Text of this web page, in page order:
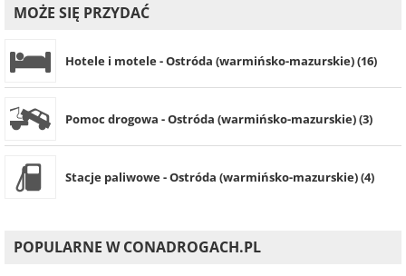
MOŻE SIĘ PRZYDAĆ
Hotele i motele - Ostróda (warmińsko-mazurskie) (16)
Pomoc drogowa - Ostróda (warmińsko-mazurskie) (3)
Stacje paliwowe - Ostróda (warmińsko-mazurskie) (4)
POPULARNE W CONADROGACH.PL